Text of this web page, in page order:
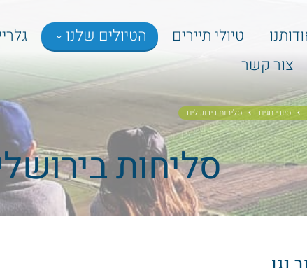
טיולי תיירים הטיולים שלנו
צור קשר
סיורי חגים סליחות בירושלים
סליחות